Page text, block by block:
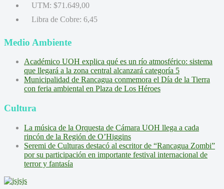
UTM: $71.649,00
Libra de Cobre: 6,45
Medio Ambiente
Académico UOH explica qué es un río atmosférico: sistema
que llegará a la zona central alcanzará categoría 5
Municipalidad de Rancagua conmemora el Día de la Tierra
con feria ambiental en Plaza de Los Héroes
Cultura
La música de la Orquesta de Cámara UOH llega a cada
rincón de la Región de O’Higgins
Seremi de Culturas destacó al escritor de “Rancagua Zombi”
por su participación en importante festival internacional de
terror y fantasía